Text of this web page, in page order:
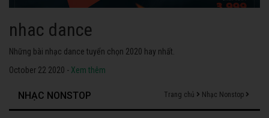
nhac dance
Những bài nhạc dance tuyển chọn 2020 hay nhất.
October 22 2020 - Xem thêm
NHẠC NONSTOP Trang chủ Nhạc Nonstop